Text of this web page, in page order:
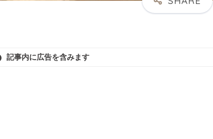
記事内に広告を含みます